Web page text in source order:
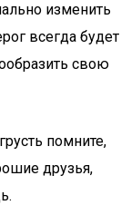
изменить
всегда будет
свою
помните,
друзья,